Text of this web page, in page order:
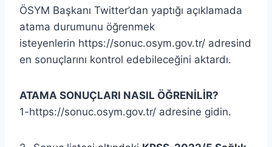
ÖSYM Başkanı Twitter’dan yaptığı açıklamada
atama durumunu öğrenmek
isteyenlerin https://sonuc.osym.gov.tr/ adresind
en sonuçlarını kontrol edebileceğini aktardı.
ATAMA SONUÇLARI NASIL ÖĞRENİLİR?
1-https://sonuc.osym.gov.tr/ adresine gidin.